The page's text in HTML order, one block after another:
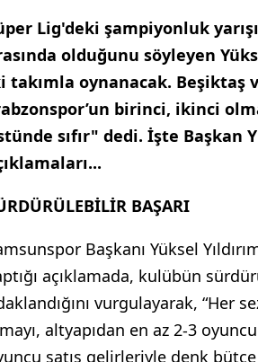
Lig'deki şampiyonluk
olduğunu söyleyen
takımla oynanacak. Beşiktaş
birinci, ikinci
sıfır" dedi. İşte Başkan
BAŞARI
Başkanı Yüksel
açıklamada, kulübün
vurgulayarak, “Her
altyapıdan en az 2-3
satış gelirleriyle denk